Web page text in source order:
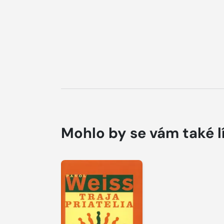
Mohlo by se vám také